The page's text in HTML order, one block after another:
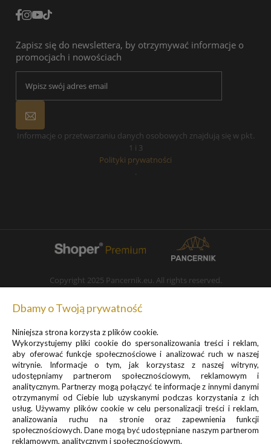
Zapisz się do newslettera, by otrzymywać informacje o
promocjach i nowościach
Informacje o przetwarzaniu danych osobowych znajdują się w pkt.
1 i 3
Polityki prywatności
.
Copyright 2025 Pancernik.eu. All rights reserved.
pokaż pełną wersję strony
Dbamy o Twoją prywatność
Niniejsza strona korzysta z plików cookie.
Wykorzystujemy pliki cookie do spersonalizowania treści i reklam,
aby oferować funkcje społecznościowe i analizować ruch w naszej
witrynie. Informacje o tym, jak korzystasz z naszej witryny,
udostępniamy partnerom społecznościowym, reklamowym i
analitycznym. Partnerzy mogą połączyć te informacje z innymi danymi
otrzymanymi od Ciebie lub uzyskanymi podczas korzystania z ich
usług. Używamy plików cookie w celu personalizacji treści i reklam,
analizowania ruchu na stronie oraz zapewnienia funkcji
społecznościowych. Dane mogą być udostępniane naszym partnerom
reklamowym, analitycznym i społecznościowym.